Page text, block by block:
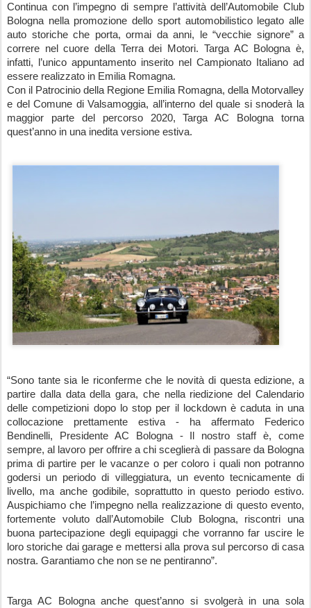
Continua con l’impegno di sempre l’attività dell’Automobile Club
Bologna nella promozione dello sport automobilistico legato alle
auto storiche che porta, ormai da anni, le “vecchie signore” a
correre nel cuore della Terra dei Motori. Targa AC Bologna è,
infatti, l’unico appuntamento inserito nel Campionato Italiano ad
essere realizzato in Emilia Romagna.
Con il Patrocinio della Regione Emilia Romagna, della Motorvalley
e del Comune di Valsamoggia, all’interno del quale si snoderà la
maggior parte del percorso 2020, Targa AC Bologna torna
quest’anno in una inedita versione estiva.
“Sono tante sia le riconferme che le novità di questa edizione, a
partire dalla data della gara, che nella riedizione del Calendario
delle competizioni dopo lo stop per il lockdown è caduta in una
collocazione prettamente estiva - ha affermato Federico
Bendinelli, Presidente AC Bologna - Il nostro staff è, come
sempre, al lavoro per offrire a chi sceglierà di passare da Bologna
prima di partire per le vacanze o per coloro i quali non potranno
godersi un periodo di villeggiatura, un evento tecnicamente di
livello, ma anche godibile, soprattutto in questo periodo estivo.
Auspichiamo che l’impegno nella realizzazione di questo evento,
fortemente voluto dall’Automobile Club Bologna, riscontri una
buona partecipazione degli equipaggi che vorranno far uscire le
loro storiche dai garage e mettersi alla prova sul percorso di casa
nostra. Garantiamo che non se ne pentiranno”.
Targa AC Bologna anche quest’anno si svolgerà in una sola